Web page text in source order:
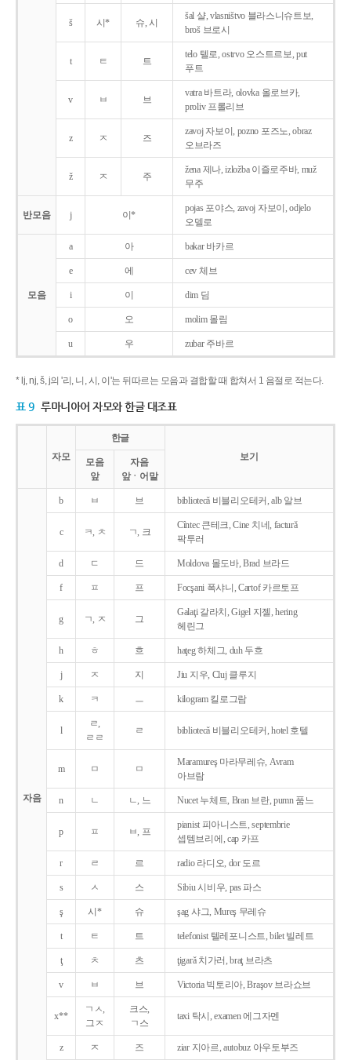
š 시* 슈, 시
šal 샬, vlasništvo 블라스니슈트보,
broš 브로시
t ㅌ 트
telo 텔로, ostrvo 오스트르보, put
푸트
v ㅂ 브
vatra 바트라, olovka 올로브카,
proliv 프롤리브
z ㅈ 즈
zavoj 자보이, pozno 포즈노, obraz
오브라즈
ž ㅈ 주
žena 제나, izložba 이즐로주바, muž
무주
반모음 j 이*
pojas 포야스, zavoj 자보이, odjelo
오델로
모음
a 아 bakar 바카르
e 에 cev 체브
i 이 dim 딤
o 오 molim 몰림
u 우 zubar 주바르
* lj, nj, š, j의 '리, 니, 시, 이'는 뒤따르는 모음과 결합할 때 합쳐서 1 음절로 적는다.
표 9 루마니아어 자모와 한글 대조표
자모
한글
보기
모음
앞
자음
앞ㆍ어말
자음
b ㅂ 브 bibliotecǎ 비블리오테커, alb 알브
c ㅋ, ㅊ ㄱ, 크
Cîntec 큰테크, Cine 치네, facturǎ
팍투러
d ㄷ 드 Moldova 몰도바, Brad 브라드
f ㅍ 프 Focşani 폭샤니, Cartof 카르토프
g ㄱ, ㅈ 그
Galaţi 갈라치, Gigel 지젤, hering
헤린그
h ㅎ 흐 haţeg 하체그, duh 두흐
j ㅈ 지 Jiu 지우, Cluj 클루지
k ㅋ ㅡ kilogram 킬로그람
l
ㄹ,
ㄹㄹ
ㄹ bibliotecǎ 비블리오테커, hotel 호텔
m ㅁ ㅁ
Maramureş 마라무레슈, Avram
아브람
n ㄴ ㄴ, 느 Nucet 누체트, Bran 브란, pumn 품느
p ㅍ ㅂ, 프
pianist 피아니스트, septembrie
셉템브리에, cap 카프
r ㄹ 르 radio 라디오, dor 도르
s ㅅ 스 Sibiu 시비우, pas 파스
ş 시* 슈 şag 샤그, Mureş 무레슈
t ㅌ 트 telefonist 텔레포니스트, bilet 빌레트
ţ ㅊ 츠 ţigarǎ 치가러, braţ 브라츠
v ㅂ 브 Victoria 빅토리아, Braşov 브라쇼브
x**
ㄱㅅ,
그ㅈ
크스,
ㄱ스
taxi 탁시, examen 에그자멘
z ㅈ 즈 ziar 지아르, autobuz 아우토부즈